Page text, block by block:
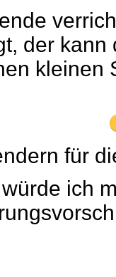
der
kleinen
für
ich